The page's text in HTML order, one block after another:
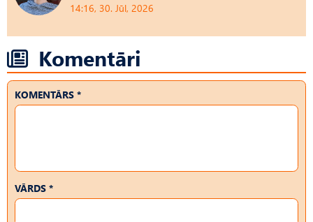
14:16, 30. Jūl, 2026
Komentāri
KOMENTĀRS *
VĀRDS *